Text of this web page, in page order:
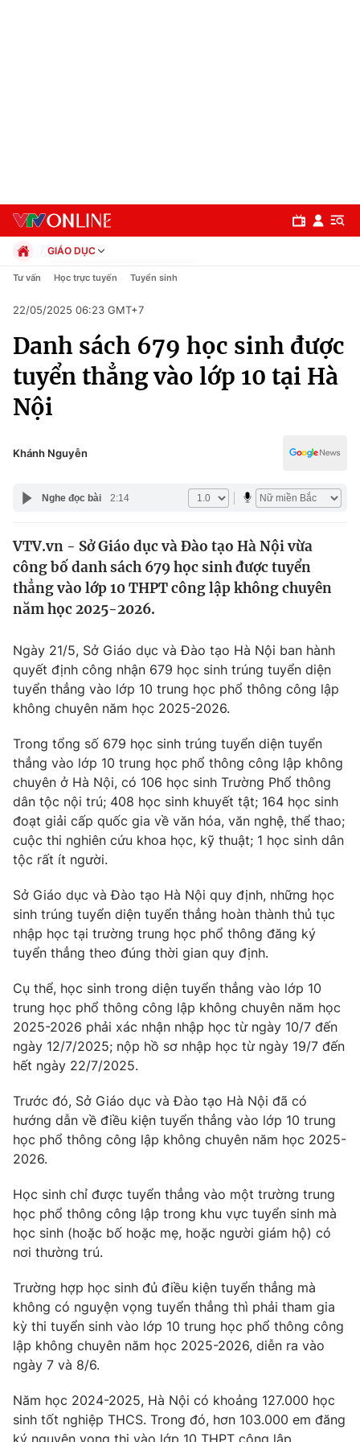
Chuyên mục
Chính trị
Xã hội
Pháp luật
Y tế
Thế giới
Tin tức
Thế giới đó đây
Câu chuyện quốc tế
Kinh tế
Thị trường
Góc doanh nghiệp
Dữ liệu và đời sống
Truyền hình
Hậu trường
Nhân vật
Khán giả
Giải sao mai
Giải trí
Điện ảnh
Âm nhạc
Sao
Đời sống
Du lịch
Làm đẹp
Giáo dục
Tuyển sinh
Học trực tuyến
Hitech Công nghệ tương lai
Sản phẩm
Tư vấn
Giao lưu trực tuyến
Chuyên mục khác
Emagazine
Photo Infographic
Video
VTV Money VTV Thể thao
VTV Sức khoẻ
Thị trường 24h Tấm lòng Việt
VTV4 Vươn mình bằng AI
Liên hệ tòa soạn English
GIÁO DỤC
Chính trị
Pháp luật
Kinh tế
Thể thao
Truyền hình
Công nghệ
Tư vấn Học trực tuyến Tuyển sinh
22/05/2025 06:23 GMT+7
Danh sách 679 học sinh được
tuyển thẳng vào lớp 10 tại Hà
Nội
Khánh Nguyễn
Nghe đọc bài 2:14
VTV.vn - Sở Giáo dục và Đào tạo Hà Nội vừa
công bố danh sách 679 học sinh được tuyển
thẳng vào lớp 10 THPT công lập không chuyên
năm học 2025-2026.
Ngày 21/5, Sở Giáo dục và Đào tạo Hà Nội ban hành
quyết định công nhận 679 học sinh trúng tuyển diện
tuyển thẳng vào lớp 10 trung học phổ thông công lập
không chuyên năm học 2025-2026.
Trong tổng số 679 học sinh trúng tuyển diện tuyển
thẳng vào lớp 10 trung học phổ thông công lập không
chuyên ở Hà Nội, có 106 học sinh Trường Phổ thông
dân tộc nội trú; 408 học sinh khuyết tật; 164 học sinh
đoạt giải cấp quốc gia về văn hóa, văn nghệ, thể thao;
cuộc thi nghiên cứu khoa học, kỹ thuật; 1 học sinh dân
tộc rất ít người.
Sở Giáo dục và Đào tạo Hà Nội quy định, những học
sinh trúng tuyển diện tuyển thẳng hoàn thành thủ tục
nhập học tại trường trung học phổ thông đăng ký
tuyển thẳng theo đúng thời gian quy định.
Cụ thể, học sinh trong diện tuyển thẳng vào lớp 10
trung học phổ thông công lập không chuyên năm học
2025-2026 phải xác nhận nhập học từ ngày 10/7 đến
ngày 12/7/2025; nộp hồ sơ nhập học từ ngày 19/7 đến
hết ngày 22/7/2025.
Trước đó, Sở Giáo dục và Đào tạo Hà Nội đã có
hướng dẫn về điều kiện tuyển thẳng vào lớp 10 trung
học phổ thông công lập không chuyên năm học 2025-
2026.
Học sinh chỉ được tuyển thẳng vào một trường trung
học phổ thông công lập trong khu vực tuyển sinh mà
học sinh (hoặc bố hoặc mẹ, hoặc người giám hộ) có
nơi thường trú.
Trường hợp học sinh đủ điều kiện tuyển thẳng mà
không có nguyện vọng tuyển thẳng thì phải tham gia
kỳ thi tuyển sinh vào lớp 10 trung học phổ thông công
lập không chuyên năm học 2025-2026, diễn ra vào
ngày 7 và 8/6.
Năm học 2024-2025, Hà Nội có khoảng 127.000 học
sinh tốt nghiệp THCS. Trong đó, hơn 103.000 em đăng
ký nguyện vọng thi vào lớp 10 THPT công lập.